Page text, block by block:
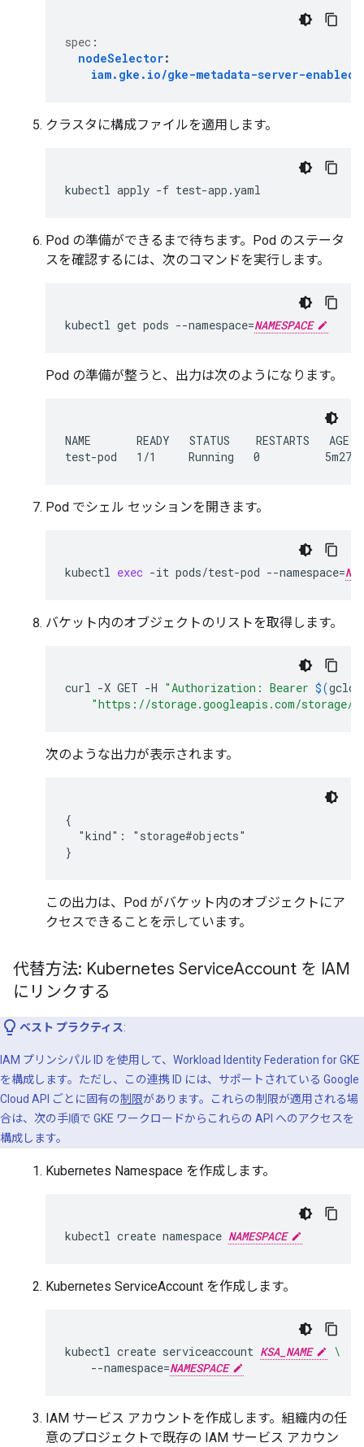
spec :
nodeSelector:
iam.gke.io/gke-metadata-server-enabled
クラスタに構成ファイルを適用します。
kubectl apply -f
Pod の準備ができるまで待ちます。Pod のステータ
スを確認するには、次のコマンドを実行します。
kubectl get pods --namespace=NAMESPACE
Pod の準備が整うと、出力は次のようになります。
NAME       READY   STATUS    RESTARTS   AGE
Pod でシェル セッションを開きます。
kubectl exec -it pods/test-pod --namespace=
バケット内のオブジェクトのリストを取得します。
curl -X GET -H "Authorization: Bearer $(
"https://storage.googleapis.com/storage/
次のような出力が表示されます。
{
  "kind": "storage#objects"
この出力は、Pod がバケット内のオブジェクトにア
クセスできることを示しています。
代替方法: Kubernetes ServiceAccount を IAM
にリンクする
ベスト プラクティス:
IAM プリンシパル ID を使用して、Workload Identity Federation for GKE
を構成します。ただし、この連携 ID には、サポートされている Google
Cloud API ごとに固有の制限があります。これらの制限が適用される場
合は、次の手順で GKE ワークロードからこれらの API へのアクセスを
構成します。
Kubernetes Namespace を作成します。
kubectl create namespace NAMESPACE
Kubernetes ServiceAccount を作成します。
kubectl create serviceaccount KSA_NAME
\
--namespace=NAMESPACE
IAM サービス アカウントを作成します。組織内の任
意のプロジェクトで既存の IAM サービス アカウン